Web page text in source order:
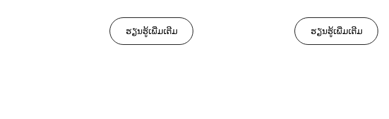
ຮຽນ​ຮູ້​ເພີ່ມ​ເຕີມ ຮຽນ​ຮູ້​ເພີ່ມ​ເຕີມ